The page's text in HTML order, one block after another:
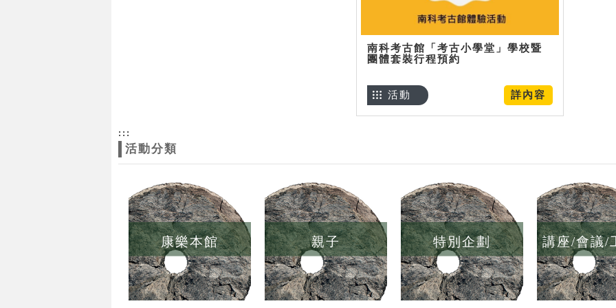
南科考古館「考古小學堂」學校暨
團體套裝行程預約
詳內容
活動
:::
活動分類
康樂本館 親子 特別企劃 講座/會議/